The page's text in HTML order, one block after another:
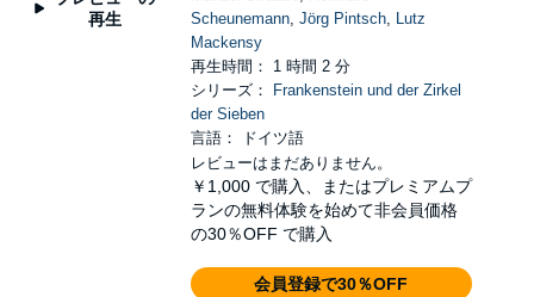
再生
Scheunemann, Jörg Pintsch, Lutz
Mackensy
再生時間： 1 時間 2 分
シリーズ：
Frankenstein und der Zirkel
der Sieben
言語： ドイツ語
レビューはまだありません。
￥1,000 で購入、またはプレミアムプ
ランの無料体験を始めて非会員価格
の30％OFF で購入
会員登録で30％OFF